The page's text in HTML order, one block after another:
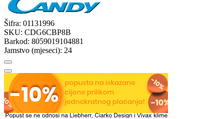
Šifra: 01131996
SKU: CDG6CBP8B
Barkod: 8059019104881
Jamstvo (mjeseci): 24